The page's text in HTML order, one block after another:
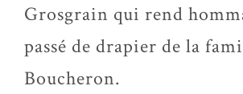
Grosgrain qui rend
passé de drapier de la
Boucheron.